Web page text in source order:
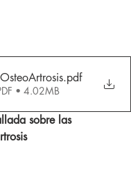
.pdf
• 4.02MB
sobre las